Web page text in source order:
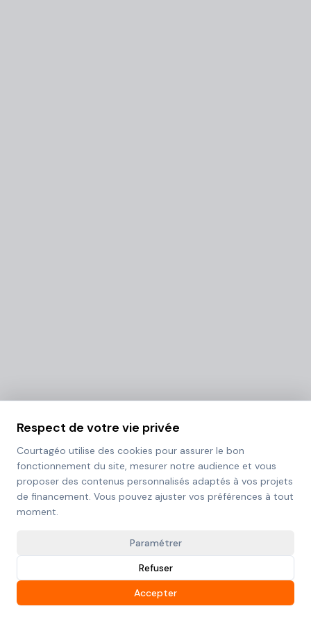
Respect de votre vie privée
Courtagéo utilise des cookies pour assurer le bon
fonctionnement du site, mesurer notre audience et vous
proposer des contenus personnalisés adaptés à vos projets
de financement. Vous pouvez ajuster vos préférences à tout
moment.
Paramétrer
Refuser
Accepter